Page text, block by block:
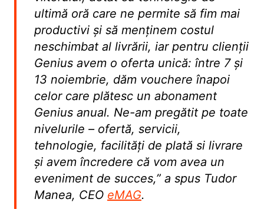
ultimă oră care ne permite să fim mai
productivi și să menținem costul
neschimbat al livrării, iar pentru clienții
Genius avem o oferta unică: între 7 și
13 noiembrie, dăm vouchere înapoi
celor care plătesc un abonament
Genius anual. Ne-am pregătit pe toate
nivelurile – ofertă, servicii,
tehnologie, facilități de plată si livrare
și avem încredere că vom avea un
eveniment de succes,” a spus Tudor
Manea, CEO eMAG.